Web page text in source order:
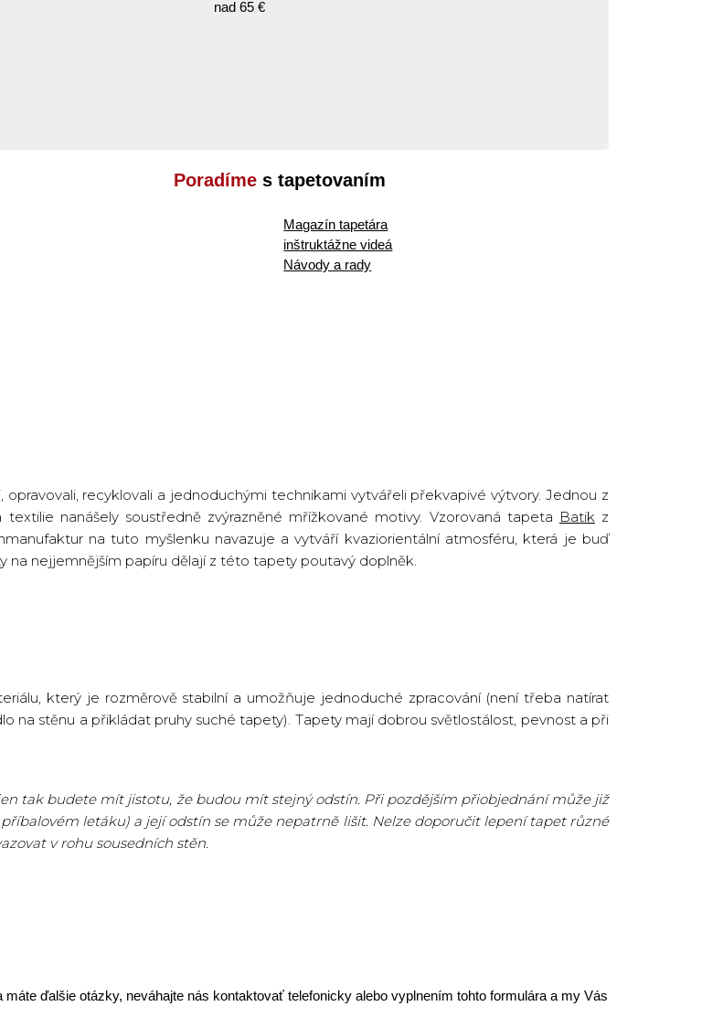
nad 65 €
Poradíme s tapetovaním
Magazín tapetára
inštruktážne videá
Návody a rady
recyklovali a jednoduchými technikami vytvářeli překvapivé výtvory. Jednou z
nanášely soustředně zvýrazněné mřížkované motivy. Vzorovaná tapeta Batikz
na tuto myšlenku navazuje a vytváří kvaziorientální atmosféru, která je buď
na nejjemnějším papíru dělají z této tapety poutavý doplněk.
který je rozměrově stabilní a umožňuje jednoduché zpracování (není třeba natírat
na stěnu a přikládat pruhy suché tapety). Tapety mají dobrou světlostálost, pevnost a při
tak budete mít jistotu, že budou mít stejný odstín. Při pozdějším přiobjednání může již
letáku) a její odstín se může nepatrně lišit. Nelze doporučit lepení tapet různé
v rohu sousedních stěn.
ďalšie otázky, neváhajte nás kontaktovať telefonicky alebo vyplnením tohto formulára a my Vás